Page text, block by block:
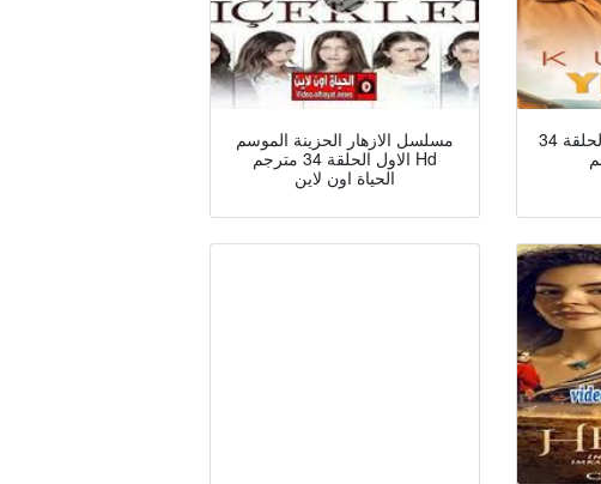
مسلسل الازهار الحزينة الموسم
الاول الحلقة 34 مترجم Hd
الحياة اون لاين
مسلسل نجمة الشمال الحلقة 34